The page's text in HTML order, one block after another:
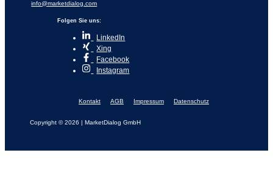
info@marketdialog.com
Folgen Sie uns:
LinkedIn
Xing
Facebook
Instagram
Kontakt AGB Impressum Datenschutz
Copyright © 2026 | MarketDialog GmbH